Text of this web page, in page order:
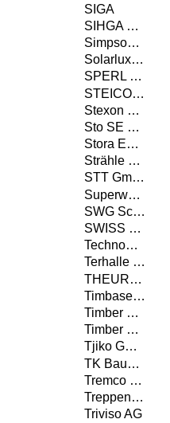
SIGA
SIHGA GmbH
Simpson Strong-Tie GmbH
Solarlux GmbH
SPERL Werkzeugtechnik GmbH & Co. KG
STEICO SE
Stexon GmbH
Sto SE & Co. KGaA
Stora Enso Wood Products Oy Ltd
Strähle Raum-Systeme GmbH
STT GmbH
Superwood A/S
SWG Schraubenwerk Gaisbach GmbH
SWISS KRONO TEX GmbH & Co. KG
Technowood AG
Terhalle Holzbau GmbH
THEURL HOLZ ASSLING GMBH
Timbase Schweiz AG
Timber Concept GmbH
Timber Structures 3.0 AG
Tjiko GmbH
TK Baupartner GmbH
Tremco CPG Germany GmbH
Treppenbau.ch AG
Triviso AG